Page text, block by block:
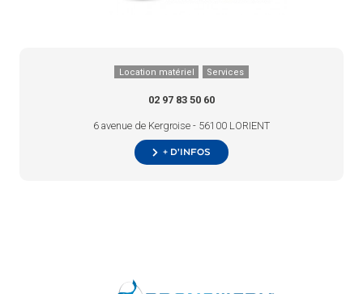
Location matériel Services
02 97 83 50 60
6 avenue de Kergroise - 56100 LORIENT
+ d’infos